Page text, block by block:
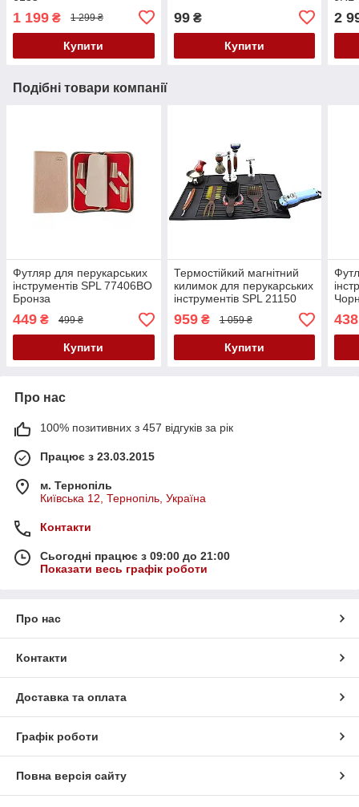
1 199 ₴ 1 299 ₴
Купити
99₴
Купити
2
Подібні товари компанії
Футляр для перукарських
інструментів SPL 77406BO
Бронза
449 ₴ 499 ₴
Купити
Термостійкий магнітний
килимок для перукарських
інструментів SPL 21150
959₴ 1 059 ₴
Купити
438
Про нас
100% позитивних з 457 відгуків за рік
Працює з 23.03.2015
м. Тернопіль
Київська 12, Тернопіль, Україна
Контакти
Сьогодні працює з 09:00 до 21:00
Показати весь графік роботи
Про нас
Контакти
Доставка та оплата
Графік роботи
Повна версія сайту